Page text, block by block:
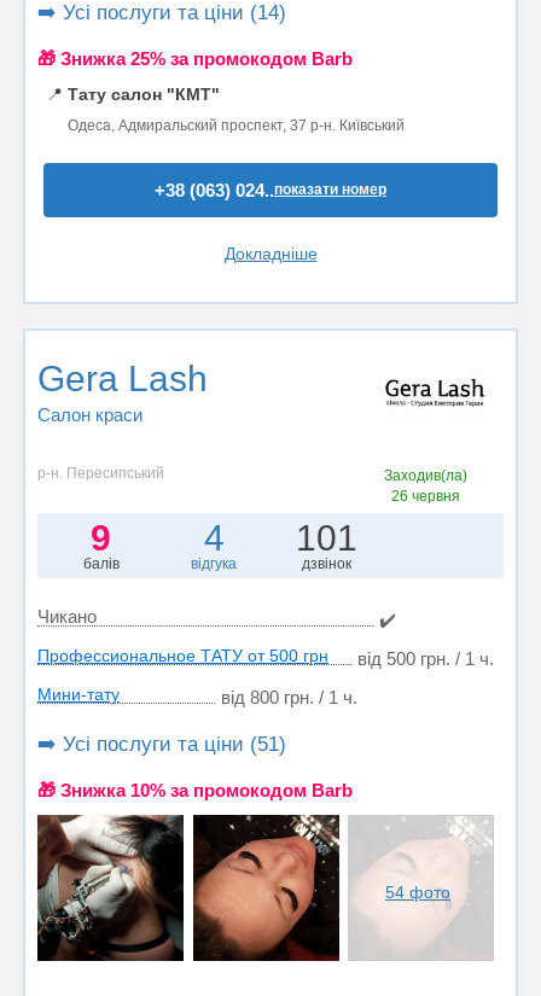
➡️ Усі послуги та ціни (14)
🎁 Знижка 25% за промокодом Barb
📍 Тату салон "КМТ"
Одеса, Адмиральский проспект, 37 р-н. Київський
+38 (063) 024..показати номер
Докладніше
Gera Lash
Салон краси
р-н. Пересипський
Заходив(ла)
26 червня
9
балів
4
відгука
101
дзвінок
Чикано ✔️
Профессиональное ТАТУ от 500 грн від 500 грн. / 1 ч.
Мини-тату від 800 грн. / 1 ч.
➡️ Усі послуги та ціни (51)
🎁 Знижка 10% за промокодом Barb
54 фото